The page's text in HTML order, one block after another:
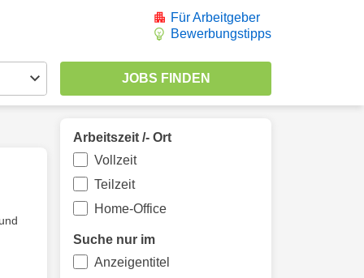
Für Arbeitgeber
Bewerbungstipps
Arbeitszeit /- Ort
Vollzeit
Teilzeit
Home-Office
Suche nur im
Anzeigentitel